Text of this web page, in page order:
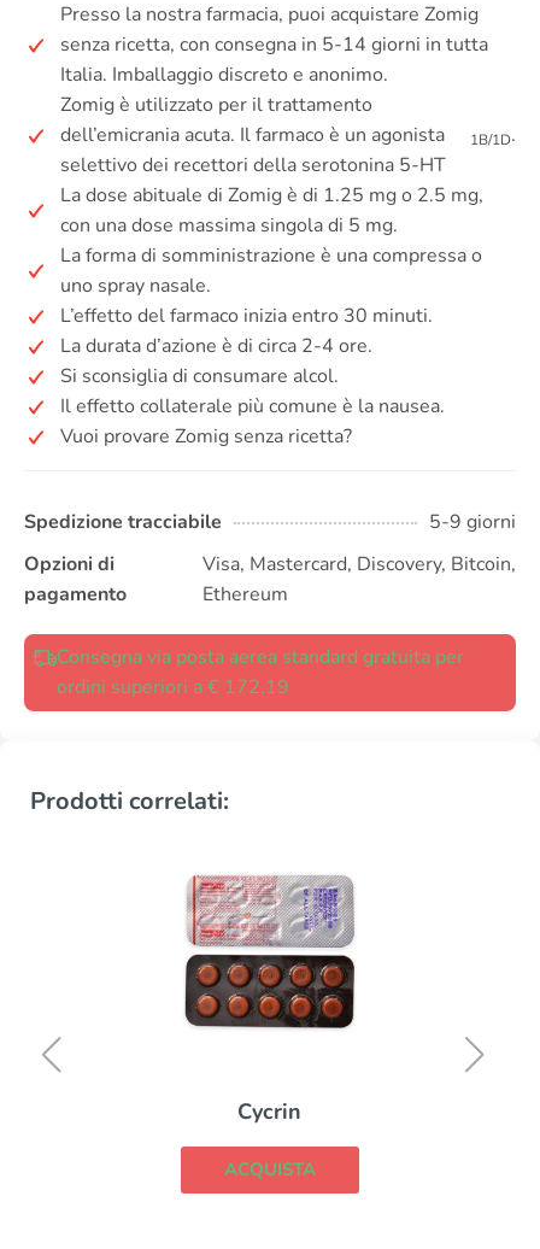
Presso la nostra farmacia, puoi acquistare Zomig
senza ricetta, con consegna in 5-14 giorni in tutta
Italia. Imballaggio discreto e anonimo.
Zomig è utilizzato per il trattamento
dell’emicrania acuta. Il farmaco è un agonista
selettivo dei recettori della serotonina 5-HT
1B/1D.
La dose abituale di Zomig è di 1.25 mg o 2.5 mg,
con una dose massima singola di 5 mg.
La forma di somministrazione è una compressa o
uno spray nasale.
L’effetto del farmaco inizia entro 30 minuti.
La durata d’azione è di circa 2-4 ore.
Si sconsiglia di consumare alcol.
Il effetto collaterale più comune è la nausea.
Vuoi provare Zomig senza ricetta?
Spedizione tracciabile
5-9 giorni
Opzioni di
pagamento
Visa, Mastercard, Discovery, Bitcoin,
Ethereum
Consegna via posta aerea standard gratuita per
ordini superiori a € 172,19
Prodotti correlati:
Cycrin
ACQUISTA